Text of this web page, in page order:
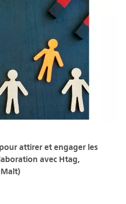
attirer et engager les
avec Htag,
Malt)